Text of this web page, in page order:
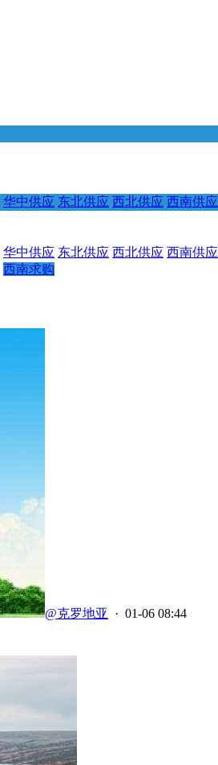
华中供应 东北供应 西北供应 西南供应
华中供应 东北供应 西北供应 西南供应
西南求购
@克罗地亚 · 01-06 08:44